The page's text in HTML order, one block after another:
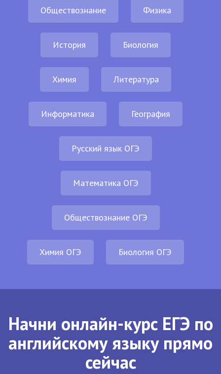
Обществознание Физика
История Биология
Химия Литература
Информатика География
Русский язык ОГЭ
Математика ОГЭ
Обществознание ОГЭ
Химия ОГЭ Биология ОГЭ
Начни онлайн-курс ЕГЭ по
английскому языку прямо
сейчас